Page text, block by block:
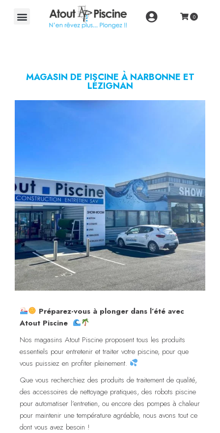
MAGASIN DE PISCINE À NARBONNE ET
LÉZIGNAN
Préparez-vous à plonger dans l’été avec
Atout Piscine
Nos magasins Atout Piscine proposent tous les produits
essentiels pour entretenir et traiter votre piscine, pour que
vous puissiez en profiter pleinement.
Que vous recherchiez des produits de traitement de qualité,
des accessoires de nettoyage pratiques, des robots piscine
pour automatiser l’entretien, ou encore des pompes à chaleur
pour maintenir une température agréable, nous avons tout ce
dont vous avez besoin !